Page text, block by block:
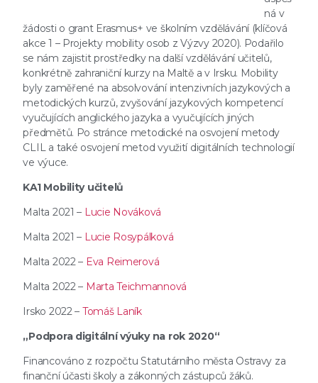
ná v
žádosti o grant Erasmus+ ve školním vzdělávání (klíčová
akce 1 – Projekty mobility osob z Výzvy 2020). Podařilo
se nám zajistit prostředky na další vzdělávání učitelů,
konkrétně zahraniční kurzy na Maltě a v Irsku. Mobility
byly zaměřené na absolvování intenzivních jazykových a
metodických kurzů, zvyšování jazykových kompetencí
vyučujících anglického jazyka a vyučujících jiných
předmětů. Po stránce metodické na osvojení metody
CLIL a také osvojení metod využití digitálních technologií
ve výuce.
KA1 Mobility učitelů
Malta 2021 – Lucie Nováková
Malta 2021 – Lucie Rosypálková
Malta 2022 – Eva Reimerová
Malta 2022 – Marta Teichmannová
Irsko 2022 – Tomáš Laník
„Podpora digitální výuky na rok 2020“
Financováno z rozpočtu Statutárního města Ostravy za
finanční účasti školy a zákonných zástupců žáků.